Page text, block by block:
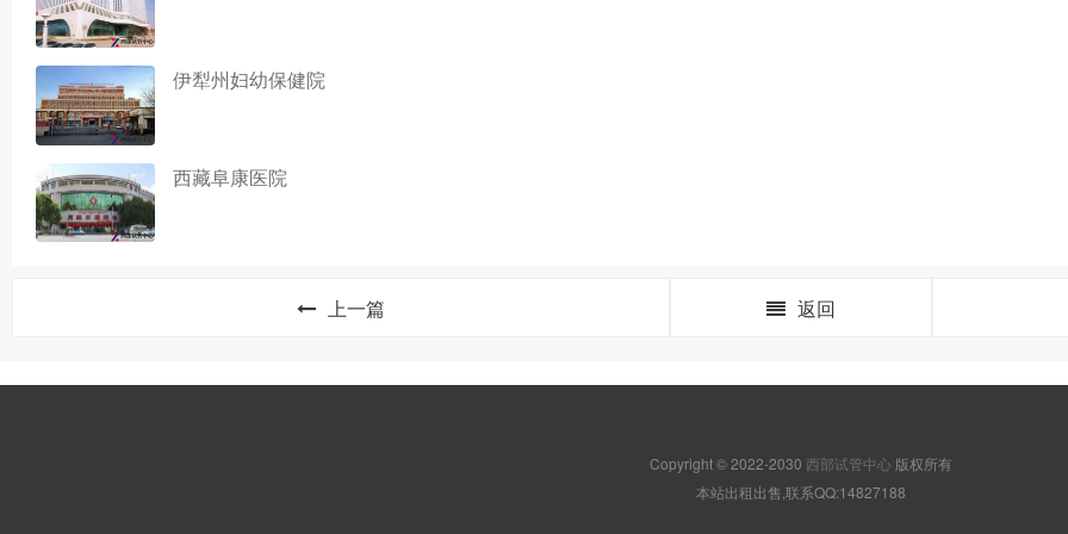
伊犁州妇幼保健院
西藏阜康医院
上一篇 返回
Copyright © 2022-2030 西部试管中心 版权所有
本站出租出售,联系QQ:14827188